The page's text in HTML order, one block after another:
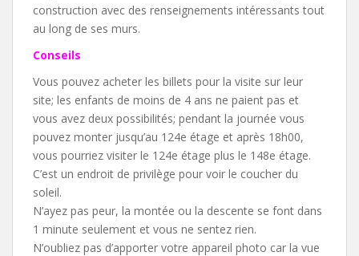
construction avec des renseignements intéressants tout
au long de ses murs.
Conseils
Vous pouvez acheter les billets pour la visite sur leur
site; les enfants de moins de 4 ans ne paient pas et
vous avez deux possibilités; pendant la journée vous
pouvez monter jusqu’au 124e étage et après 18h00,
vous pourriez visiter le 124e étage plus le 148e étage.
C’est un endroit de privilège pour voir le coucher du
soleil.
N’ayez pas peur, la montée ou la descente se font dans
1 minute seulement et vous ne sentez rien.
N’oubliez pas d’apporter votre appareil photo car la vue